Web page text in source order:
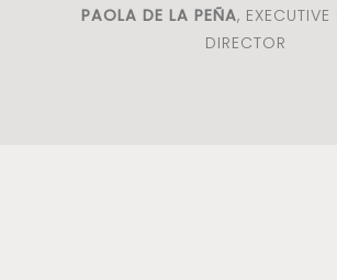
PAOLA DE LA PEÑA, EXECUTIVE
DIRECTOR